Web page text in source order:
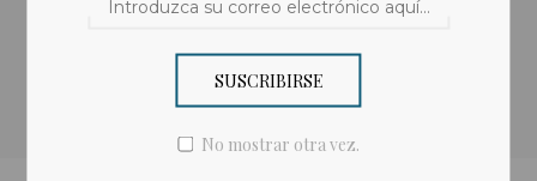
SUSCRIBIRSE
No mostrar otra vez.